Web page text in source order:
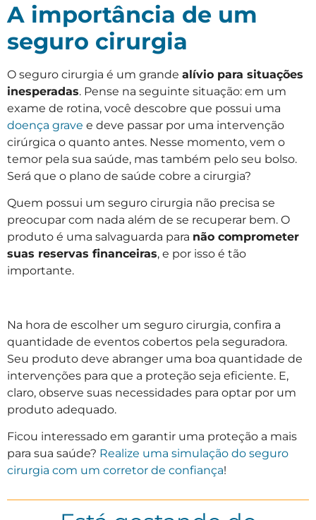
A importância de um
seguro cirurgia
O seguro cirurgia é um grande alívio para situações
inesperadas. Pense na seguinte situação: em um
exame de rotina, você descobre que possui uma
doença grave e deve passar por uma intervenção
cirúrgica o quanto antes. Nesse momento, vem o
temor pela sua saúde, mas também pelo seu bolso.
Será que o plano de saúde cobre a cirurgia?
Quem possui um seguro cirurgia não precisa se
preocupar com nada além de se recuperar bem. O
produto é uma salvaguarda para não comprometer
suas reservas financeiras, e por isso é tão
importante.
Na hora de escolher um seguro cirurgia, confira a
quantidade de eventos cobertos pela seguradora.
Seu produto deve abranger uma boa quantidade de
intervenções para que a proteção seja eficiente. E,
claro, observe suas necessidades para optar por um
produto adequado.
Ficou interessado em garantir uma proteção a mais
para sua saúde? Realize uma simulação do seguro
cirurgia com um corretor de confiança!